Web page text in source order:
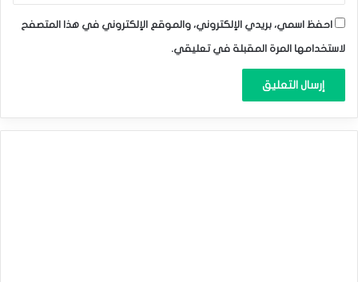
احفظ اسمي، بريدي الإلكتروني، والموقع الإلكتروني في هذا المتصفح
لاستخدامها المرة المقبلة في تعليقي.